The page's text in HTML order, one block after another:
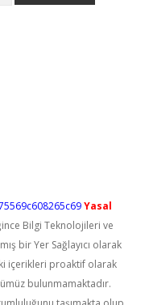
Yasal
Bilgi Teknolojileri ve
bir Yer Sağlayıcı olarak
içerikleri proaktif olarak
bulunmamaktadır.